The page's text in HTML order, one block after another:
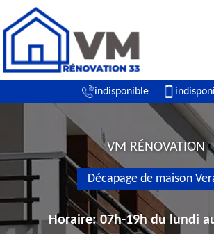
indisponible
VM RÉNOVATION
Décapage de maison
Horaire: 07h-19h du lundi